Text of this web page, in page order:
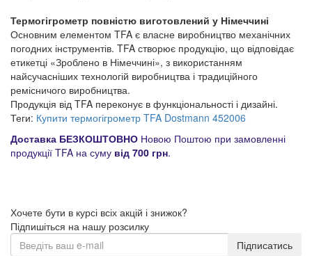
Термогігрометр повністю виготовлений у Німеччині
Основним елементом TFA є власне виробництво механічних
погодних інструментів. TFA створює продукцію, що відповідає
етикетці «Зроблено в Німеччині», з використанням
найсучасніших технологій виробництва і традиційного
ремісничого виробництва.
Продукція від TFA переконує в функціональності і дизайні.
Теги: Купити термогігрометр TFA Dostmann 452006
Доставка БЕЗКОШТОВНО Новою Поштою при замовленні
продукції TFA на суму від 700 грн.
Хочете бути в курсі всіх акцій і знижок?
Підпишіться на нашу розсилку
Підписатись